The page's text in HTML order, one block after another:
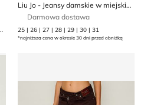
32 | 29/32 | 30/32
Liu Jo - Jeansy damskie w miejskim stylu
Darmowa dostawa
25 | 26 | 27 | 28 | 29 | 30 | 31
*najniższa cena w okresie 30 dni przed obniżką
Pepe